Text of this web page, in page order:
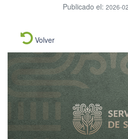
Publicado el: 2026-
Volver